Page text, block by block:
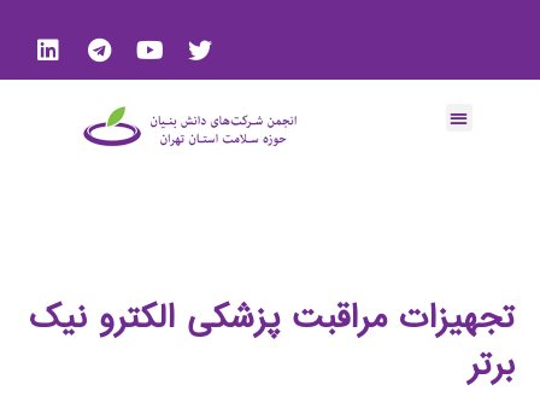
تجهیزات مراقبت پزشکی الکترو نیک
برتر